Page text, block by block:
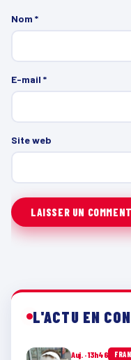
Nom *
E-mail *
Site web
L'ACTU EN
Auj. · 13h46